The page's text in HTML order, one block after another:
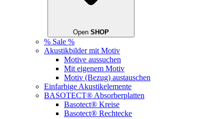
Open SHOP
% Sale %
Akustikbilder mit Motiv
Motive aussuchen
Mit eigenem Motiv
Motiv (Bezug) austauschen
Einfarbige Akustikelemente
BASOTECT® Absorberplatten
Basotect® Kreise
Basotect® Rechtecke